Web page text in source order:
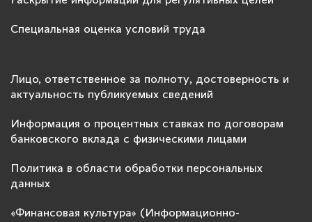
Специальная оценка условий труда
Лицо, ответственное за полноту, достоверность и
актуальность публикуемых сведений
Информация о процентных ставках по договорам
банковского вклада с физическими лицами
Политика в области обработки персональных
данных
«Финансовая культура» (Информационно-